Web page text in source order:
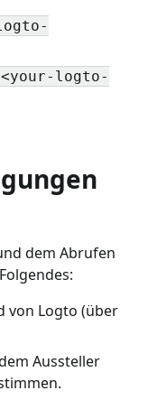
logto-
dem Abrufen
von Logto (über
Aussteller